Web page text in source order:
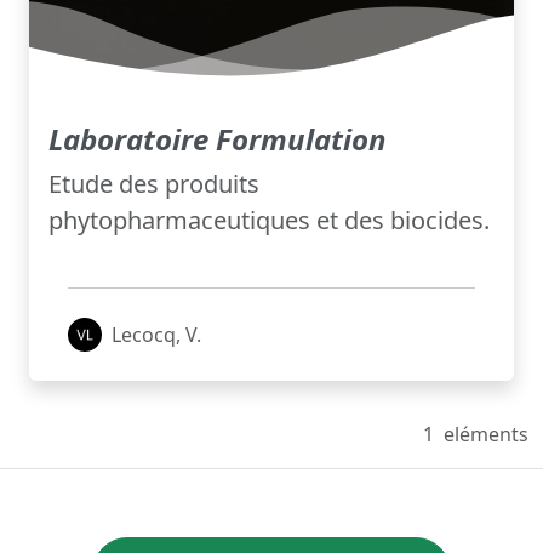
Laboratoire Formulation
Etude des produits
phytopharmaceutiques et des biocides.
Lecocq, V.
1 eléments